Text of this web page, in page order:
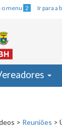
o menu 2 Ir para a
> Reuniões >